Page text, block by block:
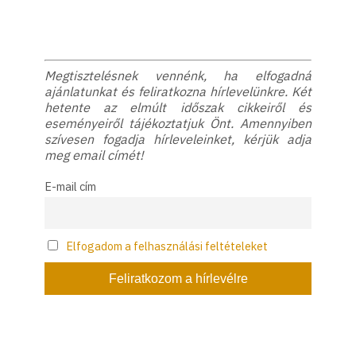
Megtisztelésnek vennénk, ha elfogadná
ajánlatunkat és feliratkozna hírlevelünkre. Két
hetente az elmúlt időszak cikkeiről és
eseményeiről tájékoztatjuk Önt. Amennyiben
szívesen fogadja hírleveleinket, kérjük adja
meg email címét!
E-mail cím
Elfogadom a felhasználási feltételeket